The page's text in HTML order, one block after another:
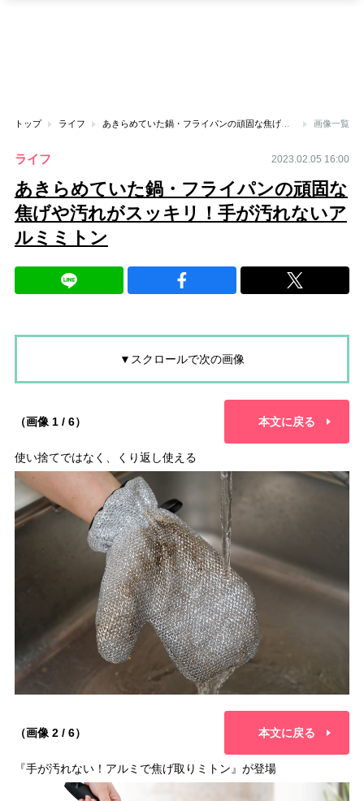
トップ ライフ あきらめていた鍋・フライパンの頑固な焦げや汚れがスッキリ！手が汚れないアルミミトン 画像一覧
ライフ 2023.02.05 16:00
あきらめていた鍋・フライパンの頑固な
焦げや汚れがスッキリ！手が汚れないア
ルミミトン
▼スクロールで次の画像
（画像 1 / 6） 本文に戻る
使い捨てではなく、くり返し使える
（画像 2 / 6） 本文に戻る
『手が汚れない！アルミで焦げ取りミトン』が登場